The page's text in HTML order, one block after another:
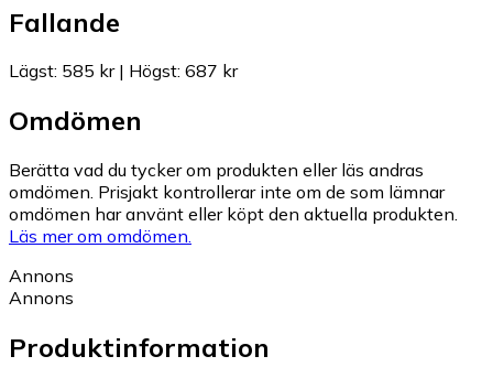
Fallande
Lägst: 585 kr| Högst: 687 kr
Omdömen
Berätta vad du tycker om produkten eller läs andras
omdömen. Prisjakt kontrollerar inte om de som lämnar
omdömen har använt eller köpt den aktuella produkten.
Läs mer om omdömen.
Annons
Annons
Produktinformation